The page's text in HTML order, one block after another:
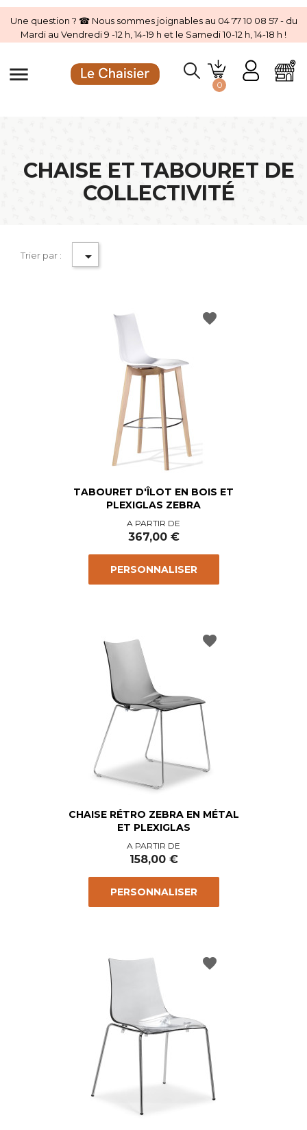
Une question ? ☎ Nous sommes joignables au 04 77 10 08 57 - du
Mardi au Vendredi 9 -12 h, 14-19 h et le Samedi 10-12 h, 14-18 h !
menu 0
CHAISE ET TABOURET DE
COLLECTIVITÉ
Trier par : 
TABOURET D'ÎLOT EN BOIS ET
PLEXIGLAS ZEBRA
Prix
A PARTIR DE
367,00 €
PERSONNALISER
favorite
CHAISE RÉTRO ZEBRA EN MÉTAL
ET PLEXIGLAS
Prix
A PARTIR DE
158,00 €
PERSONNALISER
favorite
favorite